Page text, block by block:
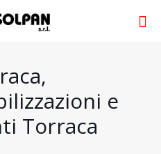
e
Torraca